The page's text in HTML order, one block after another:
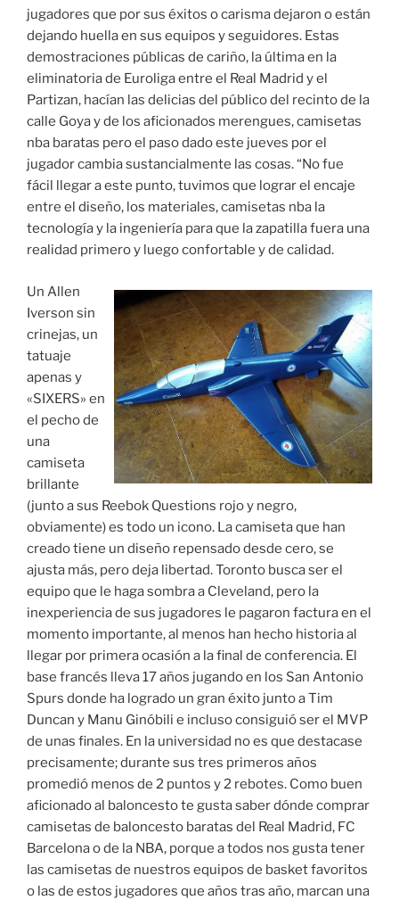
jugadores que por sus éxitos o carisma dejaron o están
dejando huella en sus equipos y seguidores. Estas
demostraciones públicas de cariño, la última en la
eliminatoria de Euroliga entre el Real Madrid y el
Partizan, hacían las delicias del público del recinto de la
calle Goya y de los aficionados merengues, camisetas
nba baratas pero el paso dado este jueves por el
jugador cambia sustancialmente las cosas. “No fue
fácil llegar a este punto, tuvimos que lograr el encaje
entre el diseño, los materiales, camisetas nba la
tecnología y la ingeniería para que la zapatilla fuera una
realidad primero y luego confortable y de calidad.
Un Allen
Iverson sin
crinejas, un
tatuaje
apenas y
«SIXERS» en
el pecho de
una
camiseta
brillante
(junto a sus Reebok Questions rojo y negro,
obviamente) es todo un icono. La camiseta que han
creado tiene un diseño repensado desde cero, se
ajusta más, pero deja libertad. Toronto busca ser el
equipo que le haga sombra a Cleveland, pero la
inexperiencia de sus jugadores le pagaron factura en el
momento importante, al menos han hecho historia al
llegar por primera ocasión a la final de conferencia. El
base francés lleva 17 años jugando en los San Antonio
Spurs donde ha logrado un gran éxito junto a Tim
Duncan y Manu Ginóbili e incluso consiguió ser el MVP
de unas finales. En la universidad no es que destacase
precisamente; durante sus tres primeros años
promedió menos de 2 puntos y 2 rebotes. Como buen
aficionado al baloncesto te gusta saber dónde comprar
camisetas de baloncesto baratas del Real Madrid, FC
Barcelona o de la NBA, porque a todos nos gusta tener
las camisetas de nuestros equipos de basket favoritos
o las de estos jugadores que años tras año, marcan una